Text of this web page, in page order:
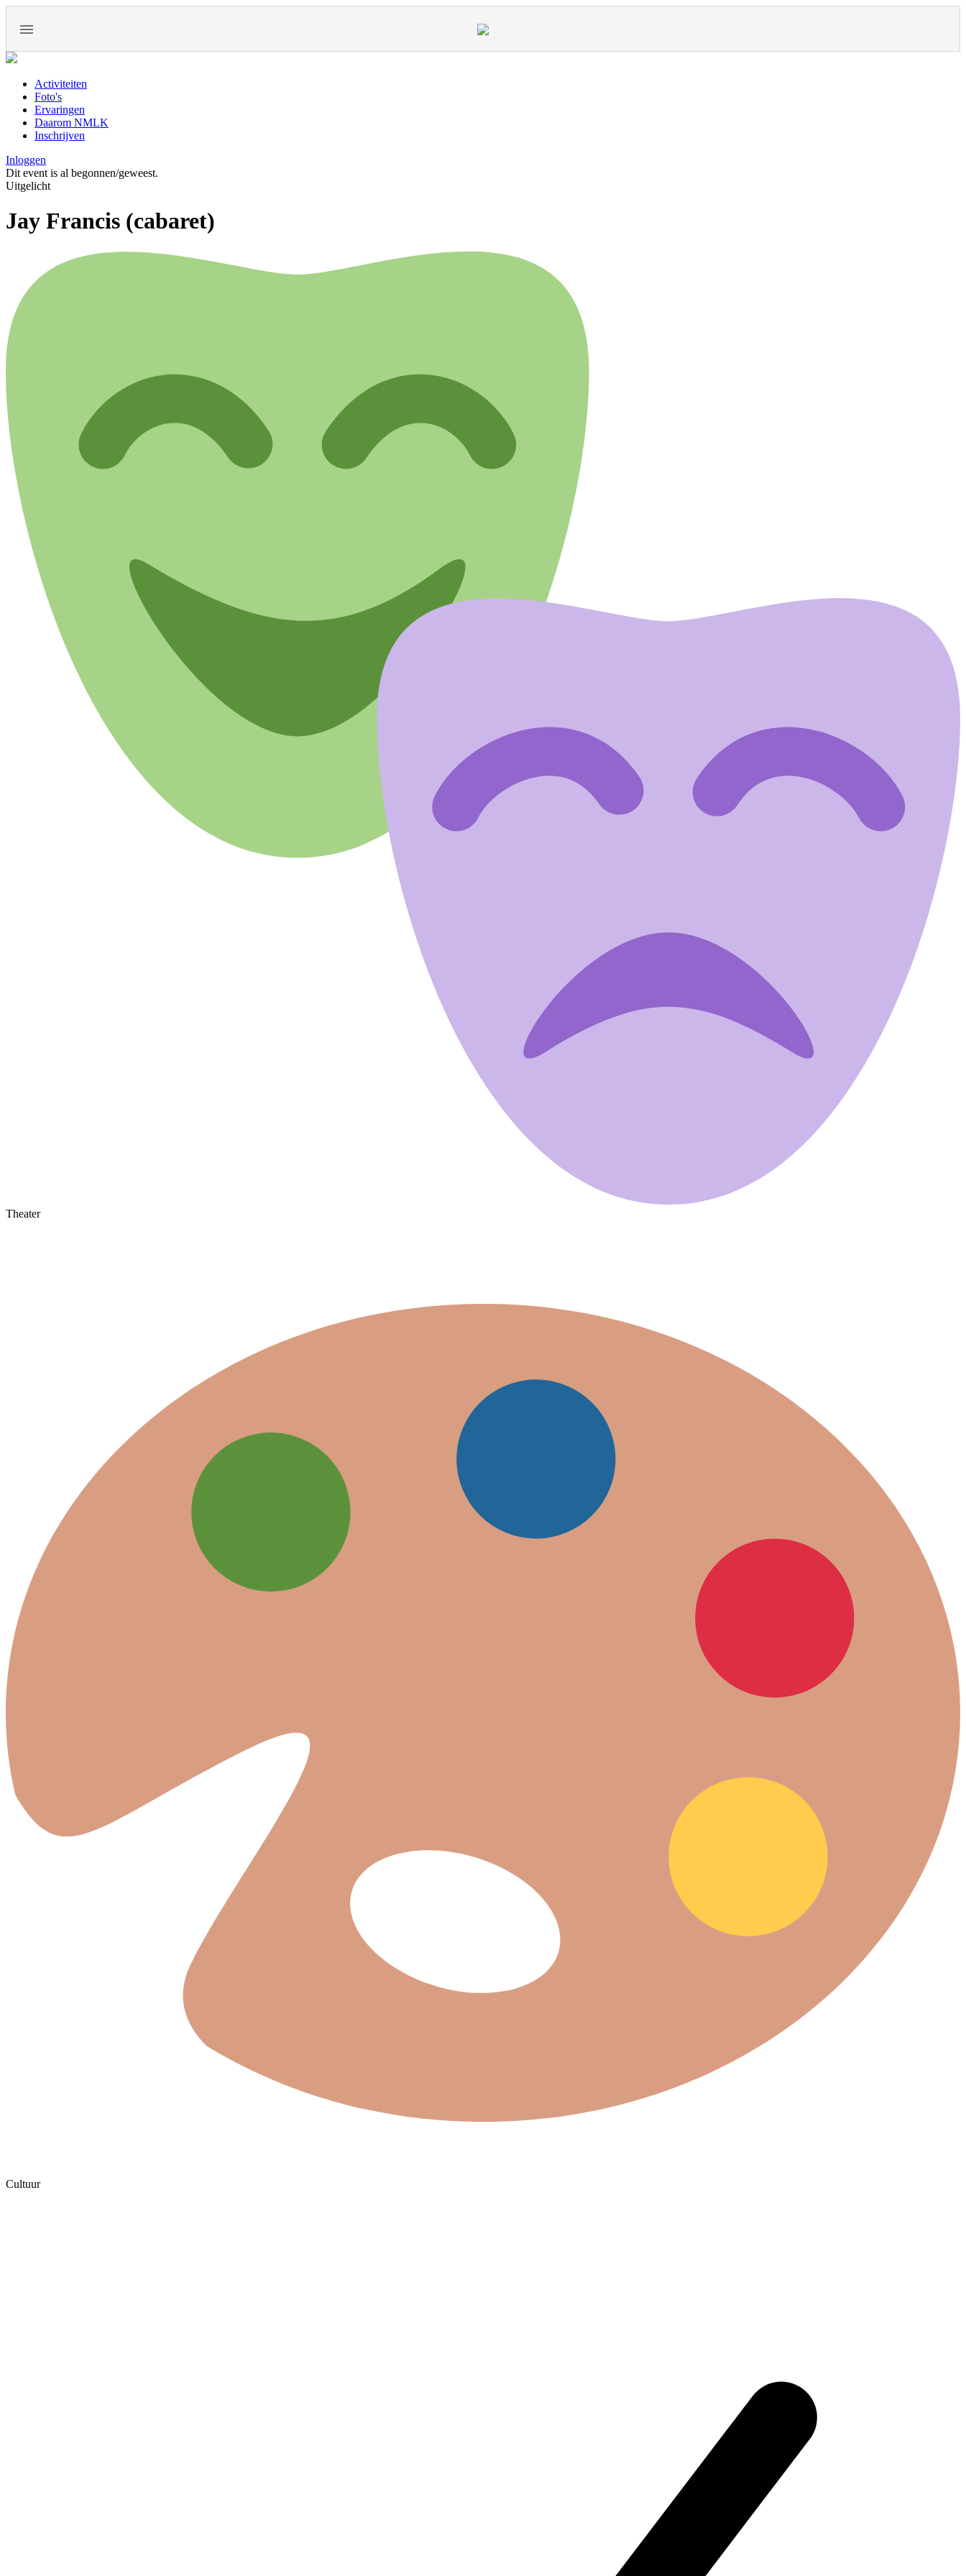
Activiteiten
Foto's
Ervaringen
Daarom NMLK
Inschrijven
Inloggen
Dit event is al begonnen/geweest.
Uitgelicht
Jay Francis (cabaret)
Theater
Cultuur